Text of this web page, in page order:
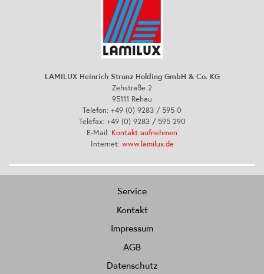
LAMILUX Heinrich Strunz Holding GmbH & Co. KG
Zehstraße 2
95111 Rehau
Telefon: +49 (0) 9283 / 595 0
Telefax: +49 (0) 9283 / 595 290
E-Mail: Kontakt aufnehmen
Internet: www.lamilux.de
Service
Kontakt
Impressum
AGB
Datenschutz